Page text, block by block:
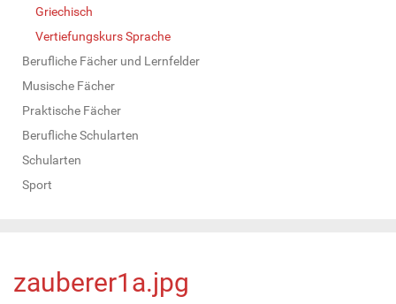
Griechisch
Vertiefungskurs Sprache
Berufliche Fächer und Lernfelder
Musische Fächer
Praktische Fächer
Berufliche Schularten
Schularten
Sport
zauberer1a.jpg